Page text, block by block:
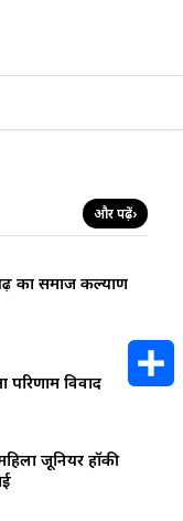
और पढ़ें›
का समाज कल्याण
परिणाम विवाद
जूनियर हॉकी